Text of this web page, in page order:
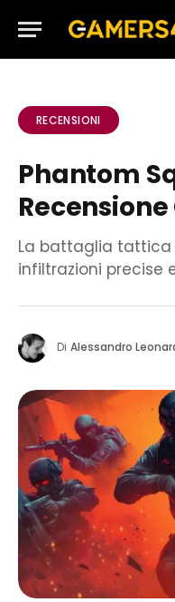
RECENSIONI
Phantom
La battaglia tattica
infiltrazioni precise
Di Alessandro